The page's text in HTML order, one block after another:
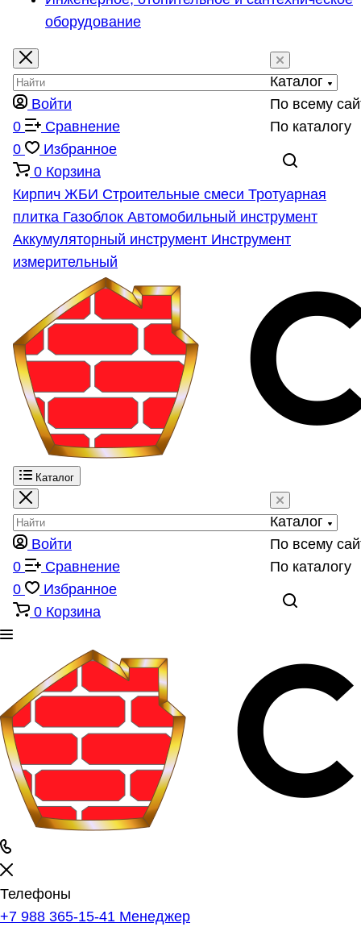
оборудование
Каталог
По всему
По каталогу
Войти
0
Сравнение
0
Избранное
0 Корзина
Кирпич ЖБИ Строительные смеси Тротуарная
плитка Газоблок Автомобильный инструмент
Аккумуляторный инструмент Инструмент
измерительный
Каталог
Каталог
По всему
По каталогу
Войти
0
Сравнение
0
Избранное
0 Корзина
Телефоны
+7 988 365-15-41 Менеджер